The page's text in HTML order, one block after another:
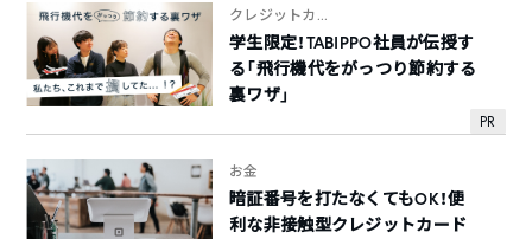
PR
クレジットカ...
学生限定！TABIPPO社員が伝授す
る「飛行機代をがっつり節約する
裏ワザ」
お金
暗証番号を打たなくてもOK！便
利な非接触型クレジットカード